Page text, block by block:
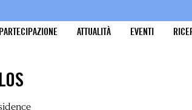
PARTECIPAZIONE ATTUALITÀ EVENTI